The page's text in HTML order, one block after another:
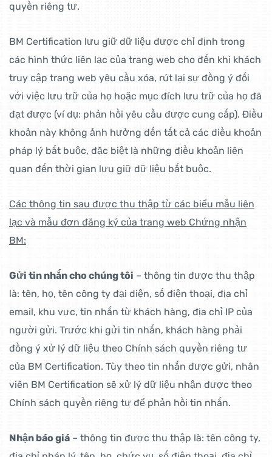
quyền riêng tư.
BM Certification lưu giữ dữ liệu được chỉ định trong
các hình thức liên lạc của trang web cho đến khi khách
truy cập trang web yêu cầu xóa, rút lại sự đồng ý đối
với việc lưu trữ của họ hoặc mục đích lưu trữ của họ đã
đạt được (ví dụ: phản hồi yêu cầu được cung cấp). Điều
khoản này không ảnh hưởng đến tất cả các điều khoản
pháp lý bắt buộc, đặc biệt là những điều khoản liên
quan đến thời gian lưu giữ dữ liệu bắt buộc.
Các thông tin sau được thu thập từ các biểu mẫu liên
lạc và mẫu đơn đăng ký của trang web Chứng nhận
BM:
Gửi tin nhắn cho chúng tôi – thông tin được thu thập
là: tên, họ, tên công ty đại diện, số điện thoại, địa chỉ
email, khu vực, tin nhắn từ khách hàng, địa chỉ IP của
người gửi. Trước khi gửi tin nhắn, khách hàng phải
đồng ý xử lý dữ liệu theo Chính sách quyền riêng tư
của BM Certification. Tùy theo tin nhắn được gửi, nhân
viên BM Certification sẽ xử lý dữ liệu nhận được theo
Chính sách quyền riêng tư để phản hồi tin nhắn.
Nhận báo giá – thông tin được thu thập là: tên công ty,